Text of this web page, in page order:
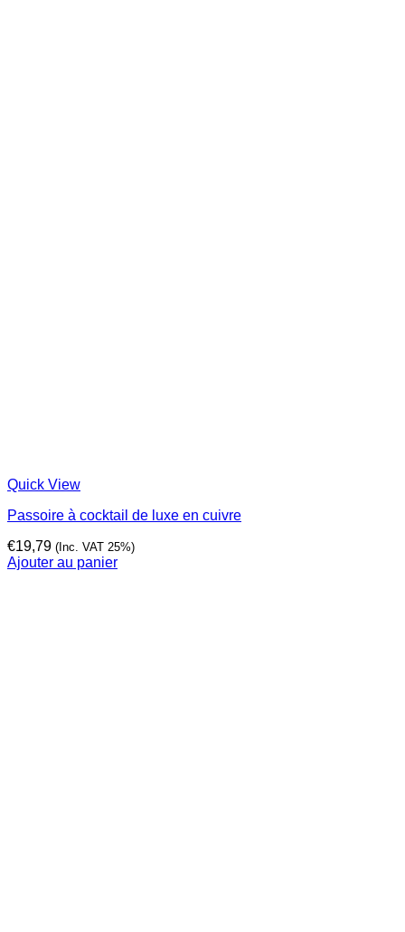
Quick View
Passoire à cocktail de luxe en cuivre
€19,79 (Inc. VAT 25%)
Ajouter au panier